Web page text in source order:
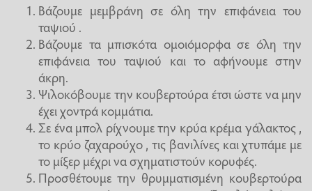
Βάζουμε μεμβράνη σε όλη την επιφάνεια του
ταψιού .
Βάζουμε τα μπισκότα ομοιόμορφα σε όλη την
επιφάνεια του ταψιού και το αφήνουμε στην
άκρη.
Ψιλοκόβουμε την κουβερτούρα έτσι ώστε να μην
έχει χοντρά κομμάτια.
Σε ένα μπολ ρίχνουμε την κρύα κρέμα γάλακτος ,
το κρύο ζαχαρούχο , τις βανιλίνες και χτυπάμε με
το μίξερ μέχρι να σχηματιστούν κορυφές.
Προσθέτουμε την θρυμματισμένη κουβερτούρα